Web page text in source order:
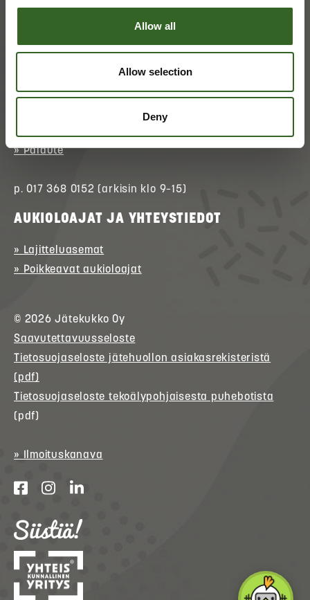
Allow all
Allow selection
Deny
ASIAKASPALVELU
(kirjautuminen)
» Palaute
p. 017 368 0152 (arkisin klo 9–15)
AUKIOLOAJAT JA YHTEYSTIEDOT
» Lajitteluasemat
» Poikkeavat aukioloajat
© 2026Jätekukko Oy
Saavutettavuusseloste
Tietosuojaseloste jätehuollon asiakasrekisteristä
(pdf)
Tietosuojaseloste tekoälypohjaisesta puhebotista
(pdf)
» Ilmoituskanava